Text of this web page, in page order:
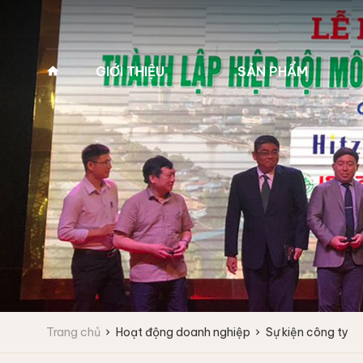
GIỚI THIỆU
Về Pan Trading
Lịch sử hình thành
Tầm nhìn - Sứ mệnh
Giá trị cốt lõi
Lĩnh vực kinh doanh
Vì sao chọn chúng tôi
SẢN PHẨM
MÁY GIẶT VẮT CÔNG
NGHIỆP
Máy giặt công nghiệp
Fagor
Máy giặt vắt tốc độ cao
Máy giặt vắt tốc độ trung bình
Máy giặt công nghiệp
IPSO
Máy giặt vắt tốc độ cao
MÁY GIẶT Y TẾ 2
(MÁY GIẶT BỆNH
Máy giặt y tế 2 cửa
Máy giặt y tế 2 cửa
Trang chủ Hoạt động doanh nghiệp Sự kiện công ty